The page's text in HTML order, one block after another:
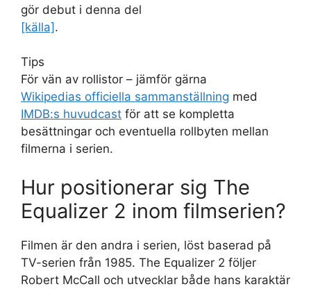
gör debut i denna del
[källa].
Tips
För vän av rollistor – jämför gärna
Wikipedias officiella sammanställning med
IMDB:s huvudcast för att se kompletta
besättningar och eventuella rollbyten mellan
filmerna i serien.
Hur positionerar sig The
Equalizer 2 inom filmserien?
Filmen är den andra i serien, löst baserad på
TV-serien från 1985. The Equalizer 2 följer
Robert McCall och utvecklar både hans karaktär